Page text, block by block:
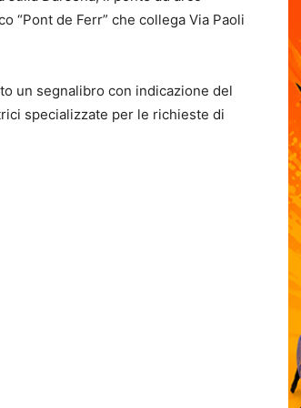
“Pont de Ferr” che collega Via Paoli
un segnalibro con indicazione del
specializzate per le richieste di